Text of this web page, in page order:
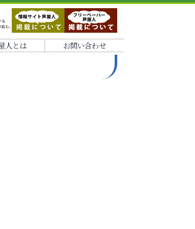
人とは お問い合わせ